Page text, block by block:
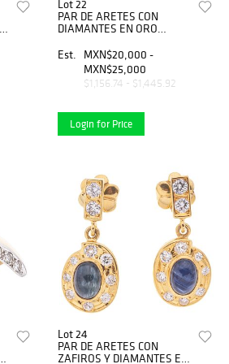
Lot 22
PAR DE ARETES CON
DIAMANTES EN ORO
Diamantes corte 8x8 y
brillante ~1.70 ct
Est.
MXN$20,000 -
MXN$25,000
$1,156.74 - $1,445.92
Login for Price
Lot 24
PAR DE ARETES CON
ZAFIROS Y DIAMANTES EN